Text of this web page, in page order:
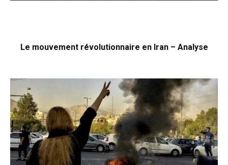
Le mouvement révolutionnaire en Iran – Analyse